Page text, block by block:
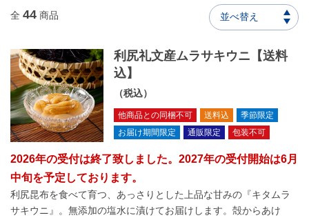
全 44 商品 並べ替え
利尻礼文産ムラサキウニ【送料
込】
（税込）
他商品との同梱不可 送料込
季節限定
お届け期間限定
通販限定 包装不可
2026年の受付は終了致しました。2027年の受付開始は6月
中旬を予定しております。
利尻昆布を食べて育つ、あっさりとした上品な甘みの『キタムラ
サキウニ』。無添加の塩水に漬けてお届けします。殻からあけ